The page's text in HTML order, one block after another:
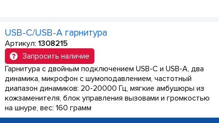
USB-C/USB-A гарнитура
Артикул: 1308215
Запросить наличие
Гарнитура с двойным подключением USB-C и USB-A, два
динамика, микрофон с шумоподавлением, частотный
диапазон динамиков: 20-20000 Гц, мягкие амбушюры из
кожзаменителя, блок управления вызовами и громкостью
на шнуре, вес: 160 грамм